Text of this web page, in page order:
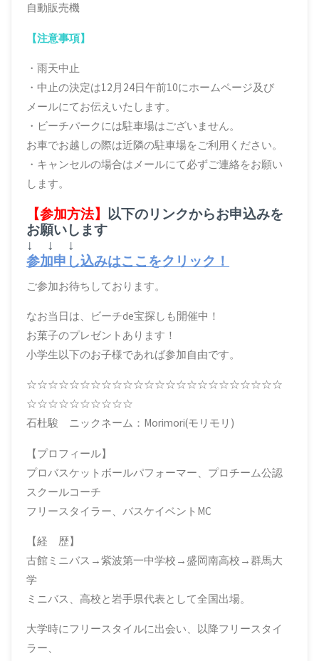
自動販売機
【注意事項】
・雨天中止
・中止の決定は12月24日午前10にホームページ及び
メールにてお伝えいたします。
・ビーチパークには駐車場はございません。
お車でお越しの際は近隣の駐車場をご利用ください。
・キャンセルの場合はメールにて必ずご連絡をお願い
します。
【参加方法】 以下のリンクからお申込みを
お願いします
↓ ↓ ↓
参加申し込みはここをクリック！
ご参加お待ちしております。
なお当日は、ビーチde宝探しも開催中！
お菓子のプレゼントあります！
小学生以下のお子様であれば参加自由です。
☆☆☆☆☆☆☆☆☆☆☆☆☆☆☆☆☆☆☆☆☆☆☆☆
☆☆☆☆☆☆☆☆☆☆
石杜駿 ニックネーム：Morimori(モリモリ)
【プロフィール】
プロバスケットボールパフォーマー、プロチーム公認
スクールコーチ
フリースタイラー、バスケイベントMC
【経 歴】
古館ミニバス→紫波第一中学校→盛岡南高校→群馬大
学
ミニバス、高校と岩手県代表として全国出場。
大学時にフリースタイルに出会い、以降フリースタイ
ラー、